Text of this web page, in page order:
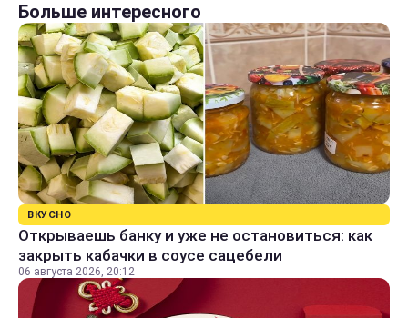
Больше интересного
ВКУСНО
Открываешь банку и уже не остановиться: как
закрыть кабачки в соусе сацебели
06 августа 2026, 20:12